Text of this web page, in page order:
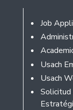
Footer
Job
Usach
Usach
Solicitud